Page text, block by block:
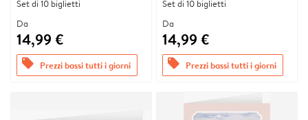
Set di 10 biglietti
Da
14,99 €
offers Prezzi bassi tutti i giorni
Set di 10 biglietti
Da
14,99 €
offers Prezzi bassi tutti i giorni